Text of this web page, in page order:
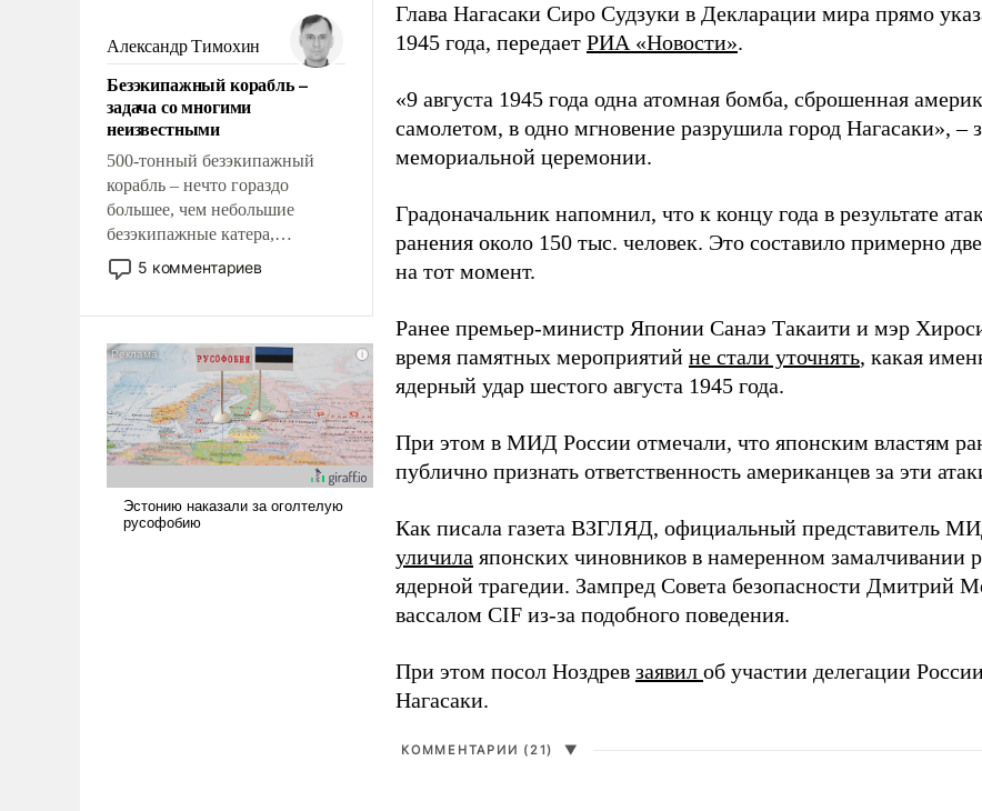
чем она отличается от просто
образованных людей. Иногда
казалось, что эти вопросы
решены раз и навсегда, но –
нет, не решены.
Александр Тимохин
Безэкипажный корабль –
задача со многими
неизвестными
500-тонный безэкипажный
корабль – нечто гораздо
большее, чем небольшие
безэкипажные катера,
применение которых уже
стало обыденностью. Задача по
и ее реализация радикально
поднимет наши боевые
возможности.
5 комментариев
Глава Нагасаки Сиро Судзуки в Декларации мира прямо
1945 года, передает РИА «Новости».
«9 августа 1945 года одна атомная бомба, сброшенная
самолетом, в одно мгновение разрушила город Нагасаки», –
мемориальной церемонии.
Градоначальник напомнил, что к концу года в результате
ранения около 150 тыс. человек. Это составило примерно
на тот момент.
Ранее премьер-министр Японии Санаэ Такаити и мэр
время памятных мероприятий не стали уточнять, какая
ядерный удар шестого августа 1945 года.
При этом в МИД России отмечали, что японским властям
публично признать ответственность американцев за эти
Как писала газета ВЗГЛЯД, официальный представитель
уличила японских чиновников в намеренном замалчивании
ядерной трагедии. Зампред Совета безопасности Дмитрий
вассалом CIF из-за подобного поведения.
При этом посол Ноздрев заявил об участии делегации
Нагасаки.
КОММЕНТАРИИ (21) ▼